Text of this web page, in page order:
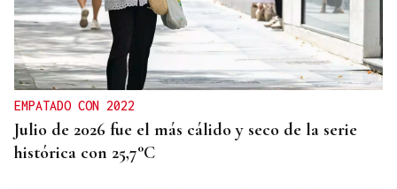
EMPATADO CON 2022
Julio de 2026 fue el más cálido y seco de la serie
histórica con 25,7°C